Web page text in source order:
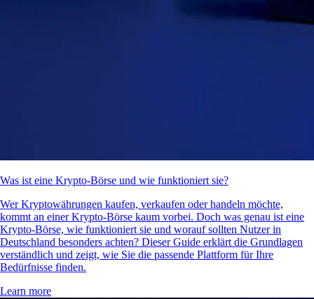
Was ist eine Krypto-Börse und wie funktioniert sie?
Wer Kryptowährungen kaufen, verkaufen oder handeln möchte,
kommt an einer Krypto-Börse kaum vorbei. Doch was genau ist eine
Krypto-Börse, wie funktioniert sie und worauf sollten Nutzer in
Deutschland besonders achten? Dieser Guide erklärt die Grundlagen
verständlich und zeigt, wie Sie die passende Plattform für Ihre
Bedürfnisse finden.
Learn more